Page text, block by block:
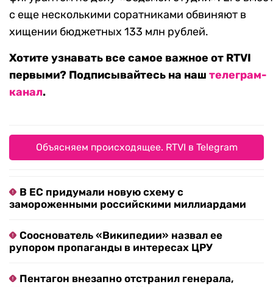
с еще несколькими соратниками обвиняют в
хищении бюджетных 133 млн рублей.
Хотите узнавать все самое важное от RTVI
первыми? Подписывайтесь на наш телеграм-
канал.
Объясняем происходящее. RTVI в Telegram
В ЕС придумали новую схему с
замороженными российскими миллиардами
Сооснователь «Википедии» назвал ее
рупором пропаганды в интересах ЦРУ
Пентагон внезапно отстранил генерала,